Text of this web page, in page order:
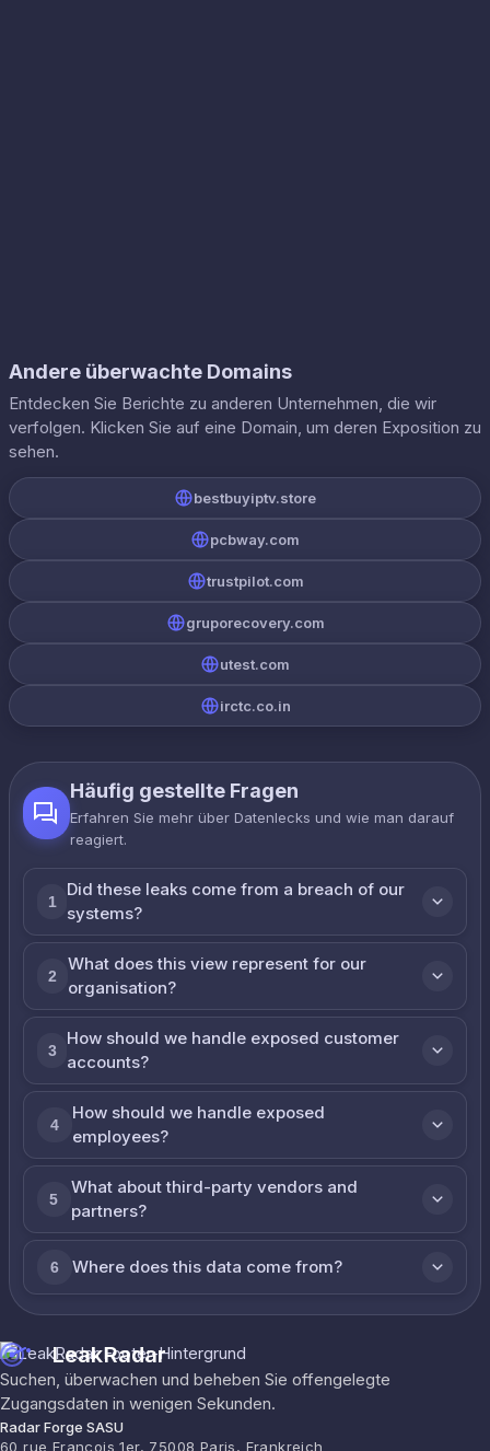
Andere überwachte Domains
Entdecken Sie Berichte zu anderen Unternehmen, die wir
verfolgen. Klicken Sie auf eine Domain, um deren Exposition zu
sehen.
bestbuyiptv.store
pcbway.com
trustpilot.com
gruporecovery.com
utest.com
irctc.co.in
Häufig gestellte Fragen
Erfahren Sie mehr über Datenlecks und wie man darauf
reagiert.
1
Did these leaks come from a breach of our
systems?
2
What does this view represent for our
organisation?
3
How should we handle exposed customer
accounts?
4
How should we handle exposed
employees?
5
What about third-party vendors and
partners?
6 Where does this data come from?
LeakRadar
Suchen, überwachen und beheben Sie offengelegte
Zugangsdaten in wenigen Sekunden.
Radar Forge SASU
60 rue François 1er, 75008 Paris, Frankreich